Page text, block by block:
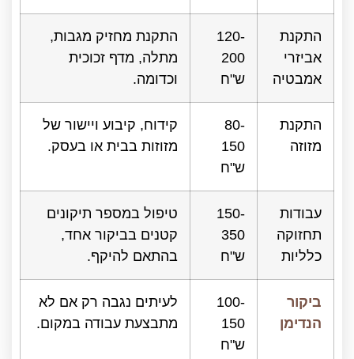
התקנת
אביזרי
אמבטיה
120-
200
ש"ח
התקנת מחזיק מגבות,
מתלה, מדף זכוכית
וכדומה.
התקנת
מזוזה
80-
150
ש"ח
קידוח, קיבוע ויישור של
מזוזות בבית או בעסק.
עבודות
תחזוקה
כלליות
150-
350
ש"ח
טיפול במספר תיקונים
קטנים בביקור אחד,
בהתאם להיקף.
ביקור
הנדימן
100-
150
ש"ח
לעיתים נגבה רק אם לא
מתבצעת עבודה במקום.